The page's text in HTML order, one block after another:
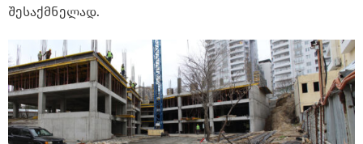
შესაქმნელად.